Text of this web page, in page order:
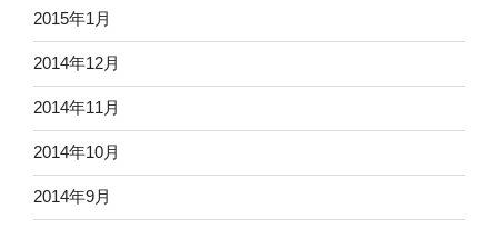
2015年1月
2014年12月
2014年11月
2014年10月
2014年9月